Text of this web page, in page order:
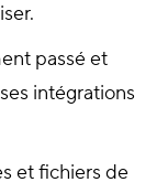
passé et
intégrations
et fichiers de